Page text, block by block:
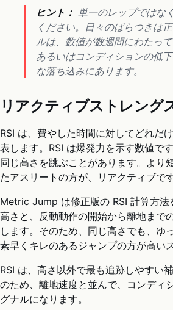
ヒント： 単一のレップではな
ください。日々のばらつきは
ルは、数値が数週間にわたって
あるいはコンディションの低
な落ち込みにあります。
リアクティブストレング
RSI は、費やした時間に対してどれだ
表します。RSI は爆発力を示す数値で
同じ高さを跳ぶことがあります。より
たアスリートの方が、リアクティブです
Metric Jump は修正版の RSI 計算方法
高さと、反動動作の開始から離地まで
します。そのため、同じ高さでも、ゆ
素早くキレのあるジャンプの方が高い
RSI は、高さ以外で最も追跡しやすい
のため、離地速度と並んで、コンディ
グナルになります。